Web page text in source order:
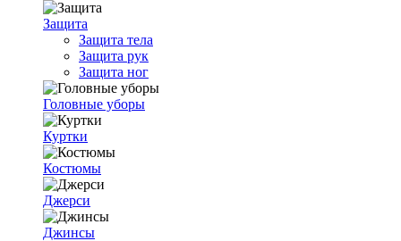
Защита
Защита тела
Защита рук
Защита ног
Головные уборы
Куртки
Костюмы
Джерси
Джинсы